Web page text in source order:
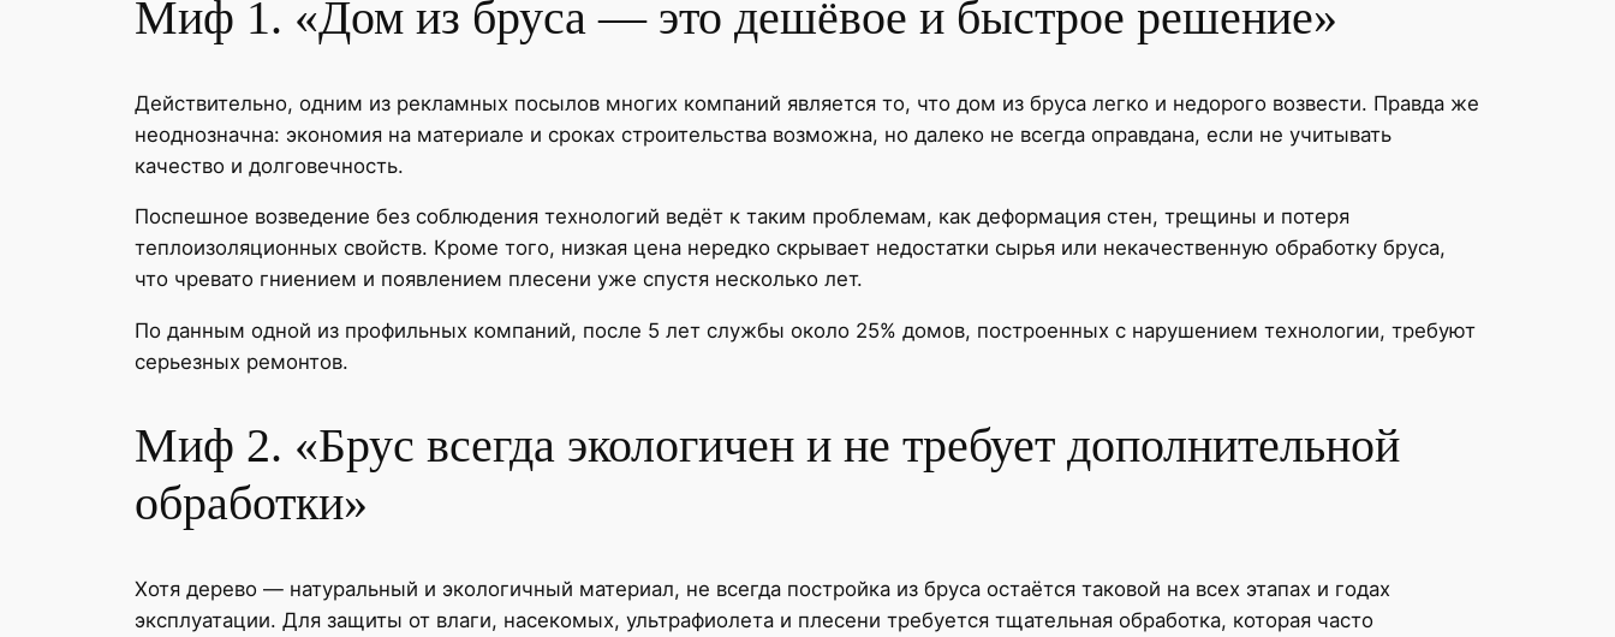
Миф 1. «Дом из бруса — это дешёвое и быстрое решение»
Действительно, одним из рекламных посылов многих компаний является то, что дом из бруса легко и недорого возвести. Правда же
неоднозначна: экономия на материале и сроках строительства возможна, но далеко не всегда оправдана, если не учитывать
качество и долговечность.
Поспешное возведение без соблюдения технологий ведёт к таким проблемам, как деформация стен, трещины и потеря
теплоизоляционных свойств. Кроме того, низкая цена нередко скрывает недостатки сырья или некачественную обработку бруса,
что чревато гниением и появлением плесени уже спустя несколько лет.
По данным одной из профильных компаний, после 5 лет службы около 25% домов, построенных с нарушением технологии, требуют
серьезных ремонтов.
Миф 2. «Брус всегда экологичен и не требует дополнительной
обработки»
Хотя дерево — натуральный и экологичный материал, не всегда постройка из бруса остаётся таковой на всех этапах и годах
эксплуатации. Для защиты от влаги, насекомых, ультрафиолета и плесени требуется тщательная обработка, которая часто